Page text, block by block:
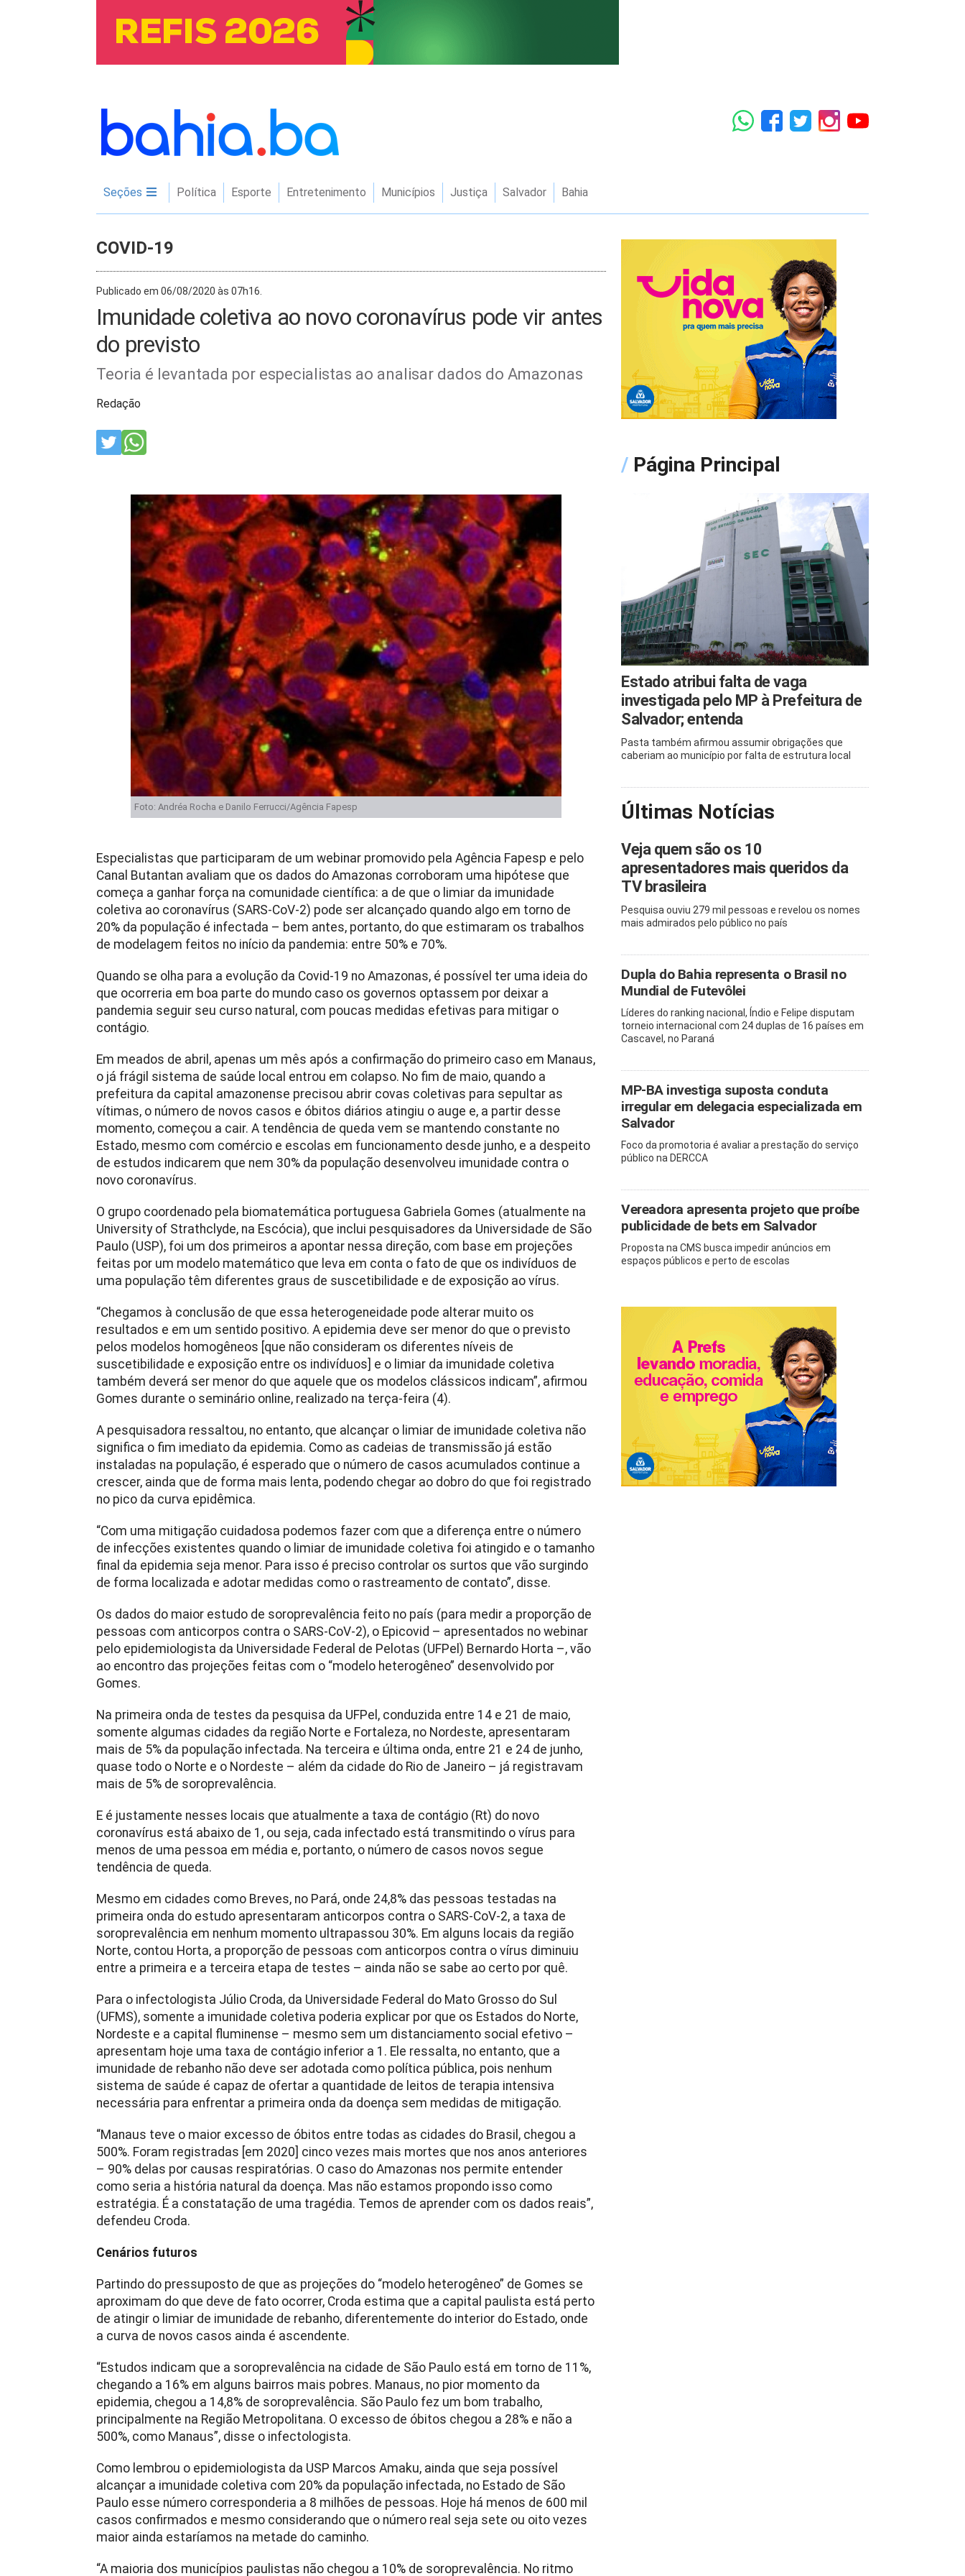
Seções Política Esporte Entretenimento Municípios Justiça Salvador Bahia
COVID-19
Publicado em 06/08/2020 às 07h16.
Imunidade coletiva ao novo coronavírus pode vir antes
do previsto
Teoria é levantada por especialistas ao analisar dados do Amazonas
Redação
Foto: Andréa Rocha e Danilo Ferrucci/Agência Fapesp
Especialistas que participaram de um webinar promovido pela Agência Fapesp e pelo
Canal Butantan avaliam que os dados do Amazonas corroboram uma hipótese que
começa a ganhar força na comunidade científica: a de que o limiar da imunidade
coletiva ao coronavírus (SARS-CoV-2) pode ser alcançado quando algo em torno de
20% da população é infectada – bem antes, portanto, do que estimaram os trabalhos
de modelagem feitos no início da pandemia: entre 50% e 70%.
Quando se olha para a evolução da Covid-19 no Amazonas, é possível ter uma ideia do
que ocorreria em boa parte do mundo caso os governos optassem por deixar a
pandemia seguir seu curso natural, com poucas medidas efetivas para mitigar o
contágio.
Em meados de abril, apenas um mês após a confirmação do primeiro caso em Manaus,
o já frágil sistema de saúde local entrou em colapso. No fim de maio, quando a
prefeitura da capital amazonense precisou abrir covas coletivas para sepultar as
vítimas, o número de novos casos e óbitos diários atingiu o auge e, a partir desse
momento, começou a cair. A tendência de queda vem se mantendo constante no
Estado, mesmo com comércio e escolas em funcionamento desde junho, e a despeito
de estudos indicarem que nem 30% da população desenvolveu imunidade contra o
novo coronavírus.
O grupo coordenado pela biomatemática portuguesa Gabriela Gomes (atualmente na
University of Strathclyde, na Escócia), que inclui pesquisadores da Universidade de São
Paulo (USP), foi um dos primeiros a apontar nessa direção, com base em projeções
feitas por um modelo matemático que leva em conta o fato de que os indivíduos de
uma população têm diferentes graus de suscetibilidade e de exposição ao vírus.
“Chegamos à conclusão de que essa heterogeneidade pode alterar muito os
resultados e em um sentido positivo. A epidemia deve ser menor do que o previsto
pelos modelos homogêneos [que não consideram os diferentes níveis de
suscetibilidade e exposição entre os indivíduos] e o limiar da imunidade coletiva
também deverá ser menor do que aquele que os modelos clássicos indicam”, afirmou
Gomes durante o seminário online, realizado na terça-feira (4).
A pesquisadora ressaltou, no entanto, que alcançar o limiar de imunidade coletiva não
significa o fim imediato da epidemia. Como as cadeias de transmissão já estão
instaladas na população, é esperado que o número de casos acumulados continue a
crescer, ainda que de forma mais lenta, podendo chegar ao dobro do que foi registrado
no pico da curva epidêmica.
“Com uma mitigação cuidadosa podemos fazer com que a diferença entre o número
de infecções existentes quando o limiar de imunidade coletiva foi atingido e o tamanho
final da epidemia seja menor. Para isso é preciso controlar os surtos que vão surgindo
de forma localizada e adotar medidas como o rastreamento de contato”, disse.
Os dados do maior estudo de soroprevalência feito no país (para medir a proporção de
pessoas com anticorpos contra o SARS-CoV-2), o Epicovid – apresentados no webinar
pelo epidemiologista da Universidade Federal de Pelotas (UFPel) Bernardo Horta –, vão
ao encontro das projeções feitas com o “modelo heterogêneo” desenvolvido por
Gomes.
Na primeira onda de testes da pesquisa da UFPel, conduzida entre 14 e 21 de maio,
somente algumas cidades da região Norte e Fortaleza, no Nordeste, apresentaram
mais de 5% da população infectada. Na terceira e última onda, entre 21 e 24 de junho,
quase todo o Norte e o Nordeste – além da cidade do Rio de Janeiro – já registravam
mais de 5% de soroprevalência.
E é justamente nesses locais que atualmente a taxa de contágio (Rt) do novo
coronavírus está abaixo de 1, ou seja, cada infectado está transmitindo o vírus para
menos de uma pessoa em média e, portanto, o número de casos novos segue
tendência de queda.
Mesmo em cidades como Breves, no Pará, onde 24,8% das pessoas testadas na
primeira onda do estudo apresentaram anticorpos contra o SARS-CoV-2, a taxa de
soroprevalência em nenhum momento ultrapassou 30%. Em alguns locais da região
Norte, contou Horta, a proporção de pessoas com anticorpos contra o vírus diminuiu
entre a primeira e a terceira etapa de testes – ainda não se sabe ao certo por quê.
Para o infectologista Júlio Croda, da Universidade Federal do Mato Grosso do Sul
(UFMS), somente a imunidade coletiva poderia explicar por que os Estados do Norte,
Nordeste e a capital fluminense – mesmo sem um distanciamento social efetivo –
apresentam hoje uma taxa de contágio inferior a 1. Ele ressalta, no entanto, que a
imunidade de rebanho não deve ser adotada como política pública, pois nenhum
sistema de saúde é capaz de ofertar a quantidade de leitos de terapia intensiva
necessária para enfrentar a primeira onda da doença sem medidas de mitigação.
“Manaus teve o maior excesso de óbitos entre todas as cidades do Brasil, chegou a
500%. Foram registradas [em 2020] cinco vezes mais mortes que nos anos anteriores
– 90% delas por causas respiratórias. O caso do Amazonas nos permite entender
como seria a história natural da doença. Mas não estamos propondo isso como
estratégia. É a constatação de uma tragédia. Temos de aprender com os dados reais”,
defendeu Croda.
Cenários futuros
Partindo do pressuposto de que as projeções do “modelo heterogêneo” de Gomes se
aproximam do que deve de fato ocorrer, Croda estima que a capital paulista está perto
de atingir o limiar de imunidade de rebanho, diferentemente do interior do Estado, onde
a curva de novos casos ainda é ascendente.
“Estudos indicam que a soroprevalência na cidade de São Paulo está em torno de 11%,
chegando a 16% em alguns bairros mais pobres. Manaus, no pior momento da
epidemia, chegou a 14,8% de soroprevalência. São Paulo fez um bom trabalho,
principalmente na Região Metropolitana. O excesso de óbitos chegou a 28% e não a
500%, como Manaus”, disse o infectologista.
Como lembrou o epidemiologista da USP Marcos Amaku, ainda que seja possível
alcançar a imunidade coletiva com 20% da população infectada, no Estado de São
Paulo esse número corresponderia a 8 milhões de pessoas. Hoje há menos de 600 mil
casos confirmados e mesmo considerando que o número real seja sete ou oito vezes
maior ainda estaríamos na metade do caminho.
“A maioria dos municípios paulistas não chegou a 10% de soroprevalência. No ritmo
/ Página Principal
Estado atribui falta de vaga
investigada pelo MP à Prefeitura de
Salvador; entenda
Pasta também afirmou assumir obrigações que
caberiam ao município por falta de estrutura local
Últimas Notícias
Veja quem são os 10
apresentadores mais queridos da
TV brasileira
Pesquisa ouviu 279 mil pessoas e revelou os nomes
mais admirados pelo público no país
Dupla do Bahia representa o Brasil no
Mundial de Futevôlei
Líderes do ranking nacional, Índio e Felipe disputam
torneio internacional com 24 duplas de 16 países em
Cascavel, no Paraná
MP-BA investiga suposta conduta
irregular em delegacia especializada em
Salvador
Foco da promotoria é avaliar a prestação do serviço
público na DERCCA
Vereadora apresenta projeto que proíbe
publicidade de bets em Salvador
Proposta na CMS busca impedir anúncios em
espaços públicos e perto de escolas